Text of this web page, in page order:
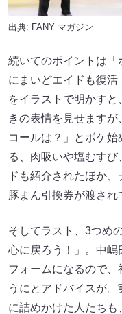
出典: FANY マガジン
続いてのポイントは「
にまいどエイドも復
をイラストで明かす
きの表情を見せます
コールは？」とボケ
る、肉吸いや塩むす
ドも紹介されたほか
豚まん引換券が渡され
そしてラスト、3つめ
心に戻ろう！」。中
フォームになるので、
うにとアドバイスが
に詰めかけた人たち